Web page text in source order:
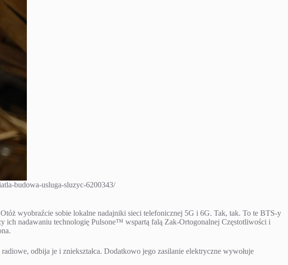
budowa-usluga-sluzyc-6200343/
wyobraźcie sobie lokalne nadajniki sieci telefonicznej 5G i 6G. Tak, tak. To te BTS-y
ich nadawaniu technologię Pulsone™ wspartą falą Zak-Ortogonalnej Częstotliwości i
odbija je i zniekształca. Dodatkowo jego zasilanie elektryczne wywołuje